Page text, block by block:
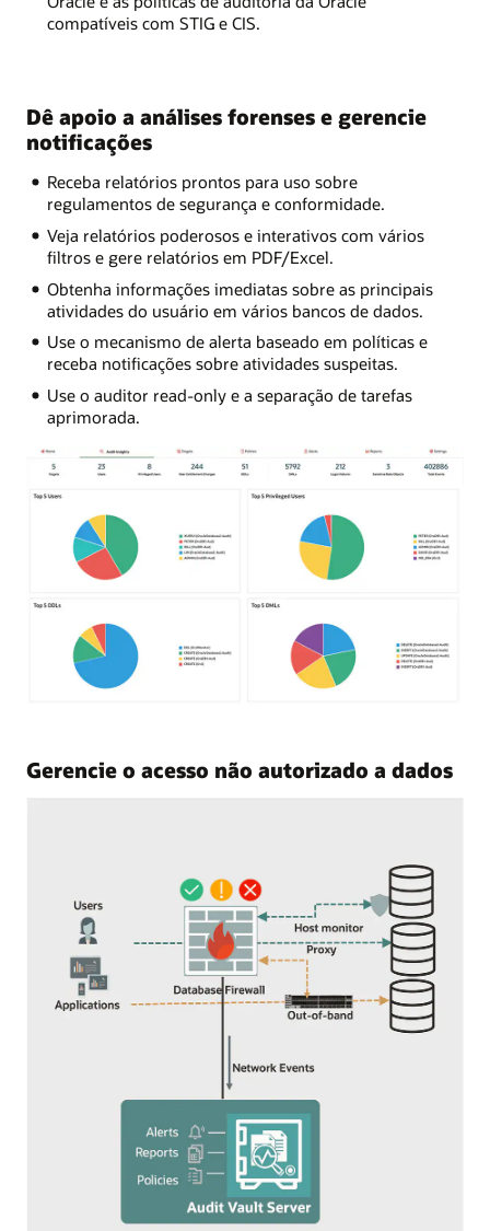
compatíveis com STIG e CIS.
Dê apoio a análises forenses e gerencie
notificações
Receba relatórios prontos para uso sobre
regulamentos de segurança e conformidade.
Veja relatórios poderosos e interativos com vários
filtros e gere relatórios em PDF/Excel.
Obtenha informações imediatas sobre as principais
atividades do usuário em vários bancos de dados.
Use o mecanismo de alerta baseado em políticas e
receba notificações sobre atividades suspeitas.
Use o auditor read-only e a separação de tarefas
aprimorada.
Gerencie o acesso não autorizado a dados